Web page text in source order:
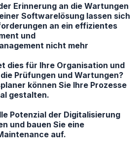
Erinnerung an die Wartungen
Softwarelösung lassen sich
an ein effizientes
und
nicht mehr
dies für Ihre Organisation und
Prüfungen und Wartungen?
können Sie Ihre Prozesse
gestalten.
Potenzial der Digitalisierung
und bauen Sie eine
auf.